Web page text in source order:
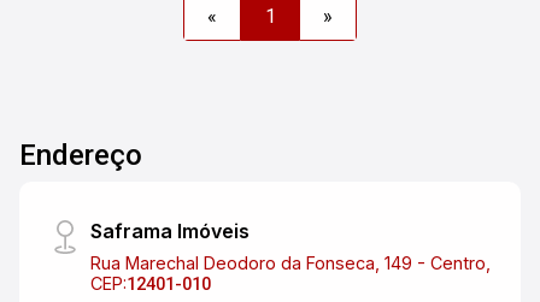
« 1 »
Endereço
Saframa Imóveis
Rua Marechal Deodoro da Fonseca, 149 - Centro,
CEP:12401-010